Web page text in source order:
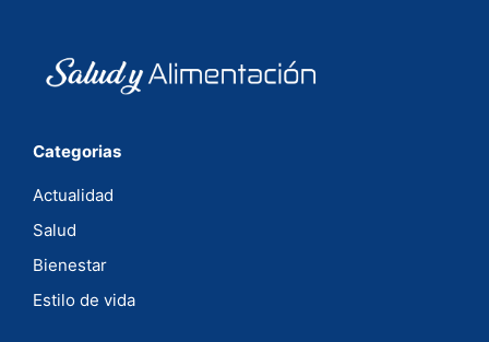
Categorias
Actualidad
Salud
Bienestar
Estilo de vida